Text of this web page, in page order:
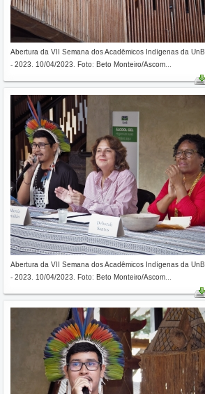
Abertura da VII Semana dos Acadêmicos Indígenas da UnB
- 2023. 10/04/2023. Foto: Beto Monteiro/Ascom...
Abertura da VII Semana dos Acadêmicos Indígenas da UnB
- 2023. 10/04/2023. Foto: Beto Monteiro/Ascom...